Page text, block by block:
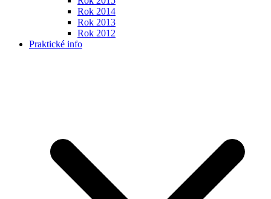
Rok 2014
Rok 2013
Rok 2012
Praktické info